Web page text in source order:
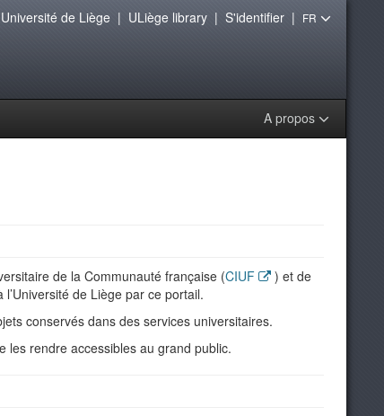
A propos
Université de Liège| ULiège library| S'identifier| FR
de la Communauté française (CIUF
) et de
de Liège par ce portail.
conservés dans des services universitaires.
les rendre accessibles au grand public.